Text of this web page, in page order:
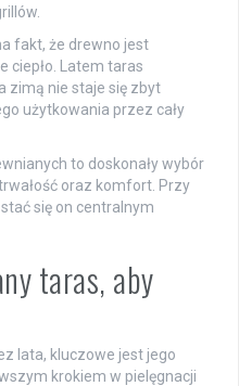
fakt, że drewno jest
ciepło. Latem taras
zimą nie staje się zbyt
użytkowania przez cały
to doskonały wybór
oraz komfort. Przy
się on centralnym
taras, aby
lata, kluczowe jest jego
krokiem w pielęgnacji